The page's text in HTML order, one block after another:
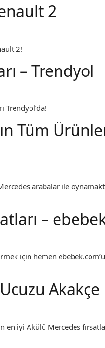
2
2!
– Trendyol
Trendyol’da!
Tüm
arabalar ile
–
için hemen ebebek.com’u
Akakçe
en iyi Akülü Mercedes